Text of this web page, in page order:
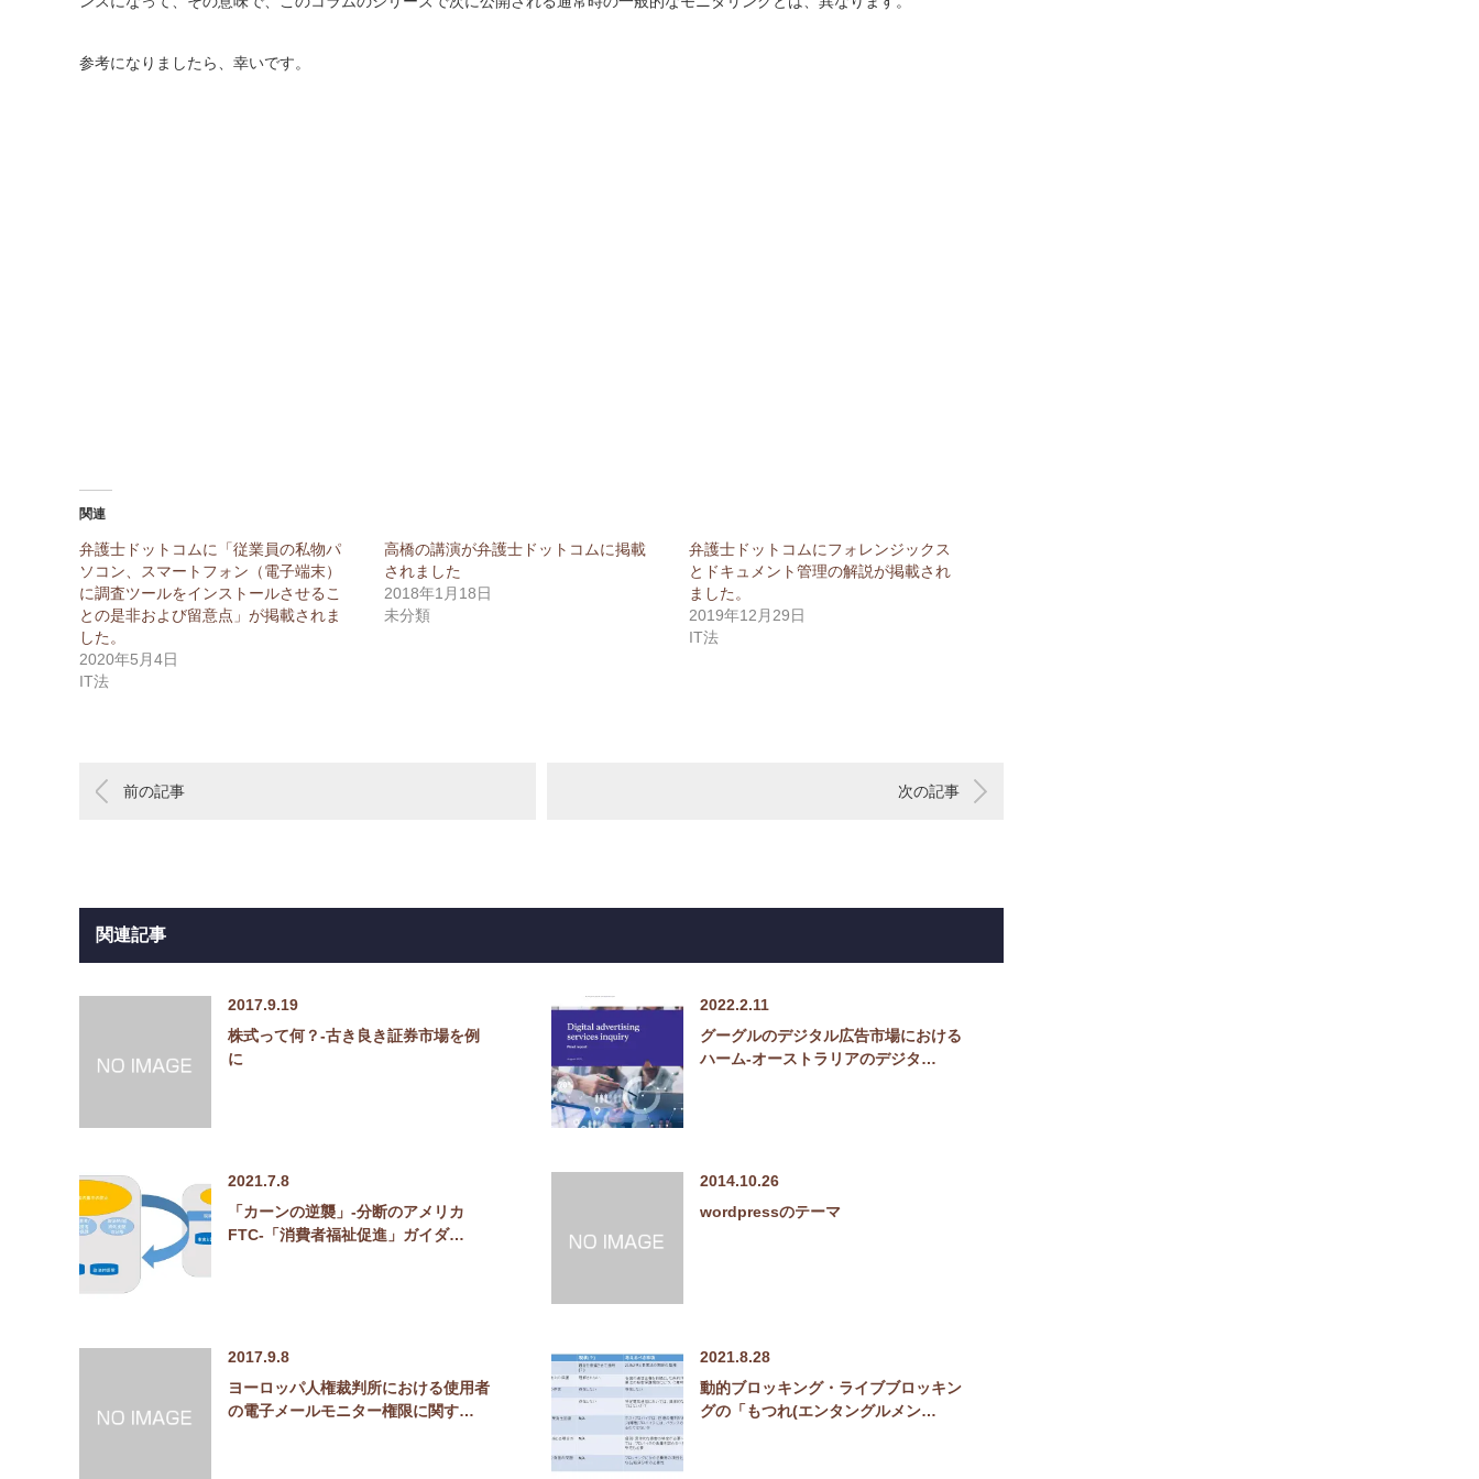
参考になりましたら、幸いです。
関連
弁護士ドットコムに「従業員の私物パ
ソコン、スマートフォン（電子端末）
に調査ツールをインストールさせるこ
との是非および留意点」が掲載されま
した。
2020年5月4日
IT法
高橋の講演が弁護士ドットコムに掲載
されました
2018年1月18日
未分類
弁護士ドットコムにフォレンジックス
とドキュメント管理の解説が掲載され
ました。
2019年12月29日
IT法
前の記事 次の記事
関連記事
2017.9.19
株式って何？-古き良き証券市場を例
に
2022.2.11
グーグルのデジタル広告市場における
ハーム-オーストラリアのデジタ…
2021.7.8
「カーンの逆襲」-分断のアメリカ
FTC-「消費者福祉促進」ガイダ…
2014.10.26
wordpressのテーマ
2017.9.8
ヨーロッパ人権裁判所における使用者
の電子メールモニター権限に関す…
2021.8.28
動的ブロッキング・ライブブロッキン
グの「もつれ(エンタングルメン…